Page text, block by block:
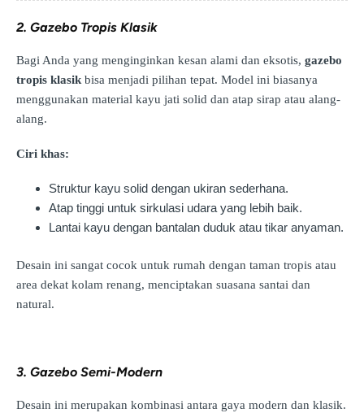
2. Gazebo Tropis Klasik
Bagi Anda yang menginginkan kesan alami dan eksotis, gazebo
tropis klasikbisa menjadi pilihan tepat. Model ini biasanya
menggunakan material kayu jati solid dan atap sirap atau alang-
alang.
Ciri khas:
Struktur kayu solid dengan ukiran sederhana.
Atap tinggi untuk sirkulasi udara yang lebih baik.
Lantai kayu dengan bantalan duduk atau tikar anyaman.
Desain ini sangat cocok untuk rumah dengan taman tropis atau
area dekat kolam renang, menciptakan suasana santai dan
natural.
3. Gazebo Semi-Modern
Desain ini merupakan kombinasi antara gaya modern dan klasik.